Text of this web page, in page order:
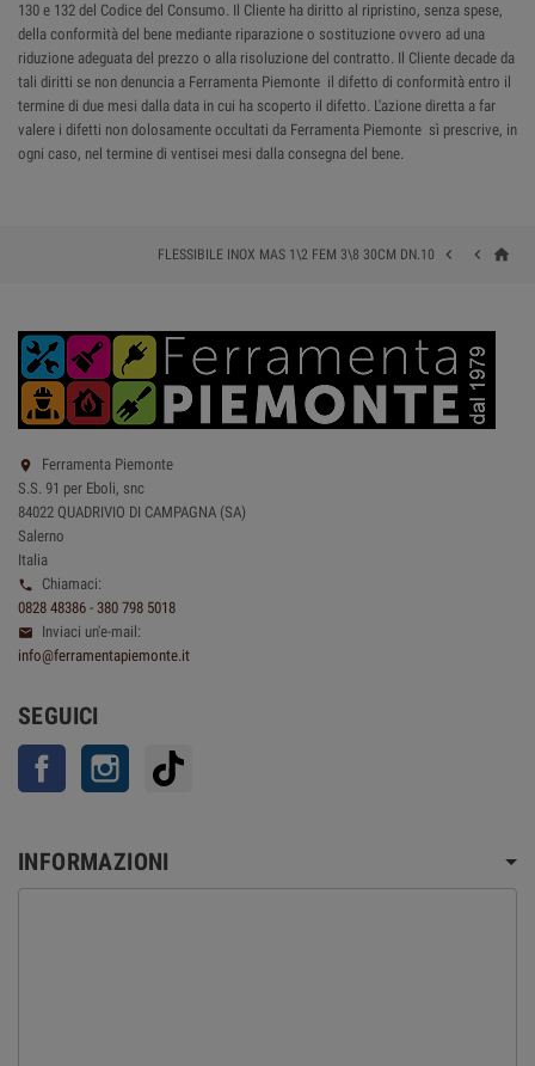
130 e 132 del Codice del Consumo. Il Cliente ha diritto al ripristino, senza spese,
della conformità del bene mediante riparazione o sostituzione ovvero ad una
riduzione adeguata del prezzo o alla risoluzione del contratto. Il Cliente decade da
tali diritti se non denuncia a Ferramenta Piemonte il difetto di conformità entro il
termine di due mesi dalla data in cui ha scoperto il difetto. L'azione diretta a far
valere i difetti non dolosamente occultati da Ferramenta Piemonte sì prescrive, in
ogni caso, nel termine di ventisei mesi dalla consegna del bene.
home


FLESSIBILE INOX MAS 1\2 FEM 3\8 30CM DN.10

Ferramenta Piemonte
S.S. 91 per Eboli, snc
84022 QUADRIVIO DI CAMPAGNA (SA)
Salerno
Italia

Chiamaci:
0828 48386 - 380 798 5018

Inviaci un'e-mail:
info@ferramentapiemonte.it
SEGUICI
Facebook Instagram
INFORMAZIONI